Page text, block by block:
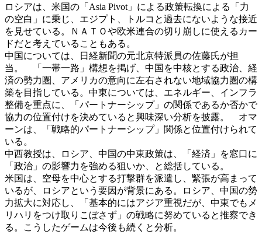
ロシアは、米国の「Asia Pivot」による政策転換による「力
の空白」に乗じ、エジプト、トルコと過去にないような接近
を見せている。ＮＡＴＯや欧米連合の切り崩しに使えるカー
ドだと考えていることもある。
中国については、日経新聞の元北京特派員の佐藤氏が担
当。 「一帯一路」構想を掲げ、中国を中核とする政治、経
済の勢力圏、アメリカの意向に左右されない地域協力圏の構
築を目指している。中東については、エネルギー、インフラ
整備を重点に、「パートナーシップ」の関係であるか否かで
協力の位置付けを決めていると興味深い分析を披露。 オマ
ーンは、「戦略的パートナーシップ」関係と位置付けられて
いる。
中西教授は、ロシア、中国の中東政策は、「経済」を窓口に
「政治」の影響力を強める狙いか、と総括している。
米国は、空母を中心とする打撃群を派遣し、緊張が高まって
いるが、ロシアという要因が背景にある。ロシア、中国の勢
力拡大に対応し、「基本的にはアジア重視だが、中東でもメ
リハリをつけ取りこぼさず」の戦略に努めていると推察でき
る。こうしたゲームは今後も続くと分析。